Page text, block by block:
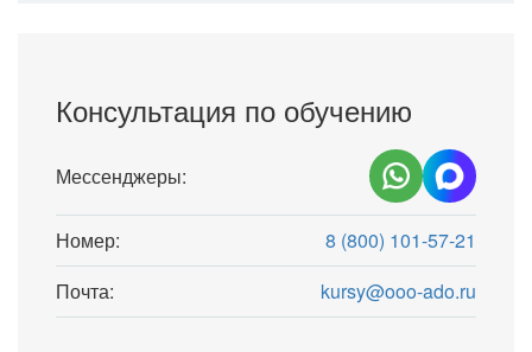
Консультация по обучению
Мессенджеры:
Номер:
8 (800) 101-57-21
Почта:
kursy@ooo-ado.ru